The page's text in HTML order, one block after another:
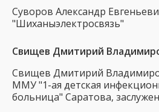
Суворов Александр
"Шиханыэлектросвязь"
Свищев Дмитирий
Свищев Дмитирий
ММУ "1-ая детская
больница" Саратова,